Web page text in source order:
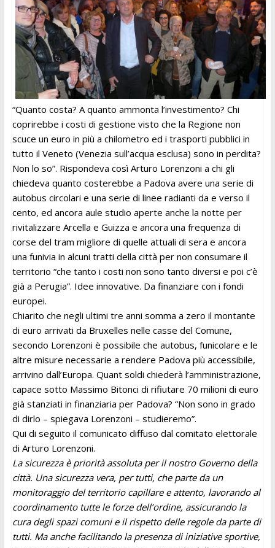
“Quanto costa? A quanto ammonta l’investimento? Chi
coprirebbe i costi di gestione visto che la Regione non
scuce un euro in più a chilometro ed i trasporti pubblici in
tutto il Veneto (Venezia sull’acqua esclusa) sono in perdita?
Non lo so”. Rispondeva così Arturo Lorenzoni a chi gli
chiedeva quanto costerebbe a Padova avere una serie di
autobus circolari e una serie di linee radianti da e verso il
cento, ed ancora aule studio aperte anche la notte per
rivitalizzare Arcella e Guizza e ancora una frequenza di
corse del tram migliore di quelle attuali di sera e ancora
una funivia in alcuni tratti della città per non consumare il
territorio “che tanto i costi non sono tanto diversi e poi c’è
già a Perugia”. Idee innovative. Da finanziare con i fondi
europei.
Chiarito che negli ultimi tre anni somma a zero il montante
di euro arrivati da Bruxelles nelle casse del Comune,
secondo Lorenzoni è possibile che autobus, funicolare e le
altre misure necessarie a rendere Padova più accessibile,
arrivino dall’Europa. Quant soldi chiederà l’amministrazione,
capace sotto Massimo Bitonci di rifiutare 70 milioni di euro
già stanziati in finanziaria per Padova? “Non sono in grado
di dirlo – spiegava Lorenzoni – studieremo”.
Qui di seguito il comunicato diffuso dal comitato elettorale
di Arturo Lorenzoni.
La sicurezza è priorità assoluta per il nostro Governo della
città. Una sicurezza vera, per tutti, che parte da un
monitoraggio del territorio capillare e attento, lavorando al
coordinamento tutte le forze dell’ordine, assicurando la
cura degli spazi comuni e il rispetto delle regole da parte di
tutti. Ma anche facilitando la presenza di iniziative sportive,